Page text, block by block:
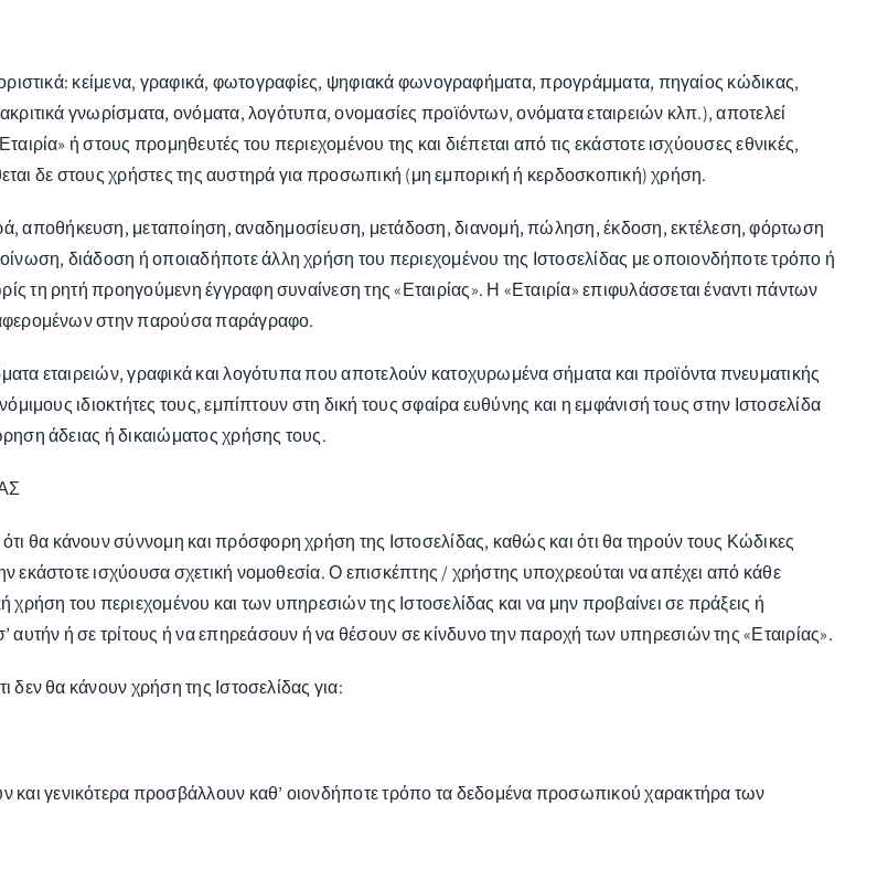
κείμενα, γραφικά, φωτογραφίες, ψηφιακά φωνογραφήματα, προγράμματα, πηγαίος κώδικας,
γνωρίσματα, ονόματα, λογότυπα, ονομασίες προϊόντων, ονόματα εταιρειών κλπ.), αποτελεί
ή στους προμηθευτές του περιεχομένου της και διέπεται από τις εκάστοτε ισχύουσες εθνικές,
δε στους χρήστες της αυστηρά για προσωπική (μη εμπορική ή κερδοσκοπική) χρήση.
αποθήκευση, μεταποίηση, αναδημοσίευση, μετάδοση, διανομή, πώληση, έκδοση, εκτέλεση, φόρτωση
διάδοση ή οποιαδήποτε άλλη χρήση του περιεχομένου της Ιστοσελίδας με οποιονδήποτε τρόπο ή
τη ρητή προηγούμενη έγγραφη συναίνεση της «Εταιρίας». Η «Εταιρία» επιφυλάσσεται έναντι πάντων
στην παρούσα παράγραφο.
εταιρειών, γραφικά και λογότυπα που αποτελούν κατοχυρωμένα σήματα και προϊόντα πνευματικής
ιδιοκτήτες τους, εμπίπτουν στη δική τους σφαίρα ευθύνης και η εμφάνισή τους στην Ιστοσελίδα
άδειας ή δικαιώματος χρήσης τους.
θα κάνουν σύννομη και πρόσφορη χρήση της Ιστοσελίδας, καθώς και ότι θα τηρούν τους Κώδικες
εκάστοτε ισχύουσα σχετική νομοθεσία. Ο επισκέπτης / χρήστης υποχρεούται να απέχει από κάθε
χρήση του περιεχομένου και των υπηρεσιών της Ιστοσελίδας και να μην προβαίνει σε πράξεις ή
ή σε τρίτους ή να επηρεάσουν ή να θέσουν σε κίνδυνο την παροχή των υπηρεσιών της «Εταιρίας».
δεν θα κάνουν χρήση της Ιστοσελίδας για:
γενικότερα προσβάλλουν καθ’ οιονδήποτε τρόπο τα δεδομένα προσωπικού χαρακτήρα των